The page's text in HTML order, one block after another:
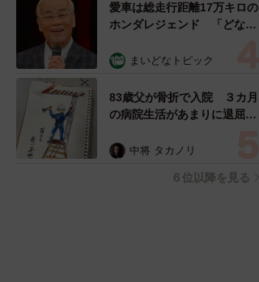
愛車は総走行距離17万キロの
ホンダレジェンド 「どなた
所漫才師が譲渡の意向
まいどなトピック
83歳父が骨折で入院 ３カ月
の病院生活があまりに退屈で
い！」→スケッチブックを見
中将 タカノリ
６位以降を見る